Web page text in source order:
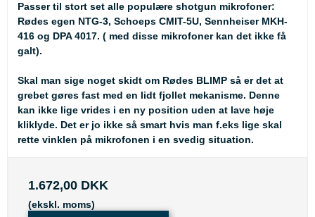
Passer til stort set alle populære shotgun mikrofoner:
Rødes egen NTG-3, Schoeps CMIT-5U, Sennheiser MKH-
416 og DPA 4017. ( med disse mikrofoner kan det ikke få
galt).
Skal man sige noget skidt om Rødes BLIMP så er det at
grebet gøres fast med en lidt fjollet mekanisme. Denne
kan ikke lige vrides i en ny position uden at lave høje
kliklyde. Det er jo ikke så smart hvis man f.eks lige skal
rette vinklen på mikrofonen i en svedig situation.
1.672,00 DKK
(ekskl. moms)